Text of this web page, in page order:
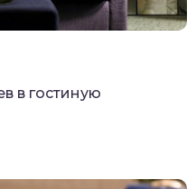
в гостиную